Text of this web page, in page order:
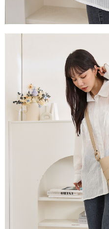
時審查核予不同之上限額度；若仍
５．嚴禁一人註冊多個帳號或使用
恩沛科技股份有限公司將有權停止該
每筆NT$100